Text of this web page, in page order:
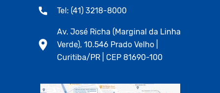
Tel: (41) 3218-8000
Av. José Richa (Marginal da Linha
Verde), 10.546 Prado Velho |
Curitiba/PR | CEP 81690-100